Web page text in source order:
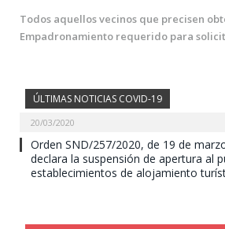
Todos aquellos vecinos que precisen
Empadronamiento requerido para
ÚLTIMAS NOTICIAS COVID-19
20/03/2020
Orden SND/257/2020, de 19 de
declara la suspensión de apertura al
establecimientos de alojamiento